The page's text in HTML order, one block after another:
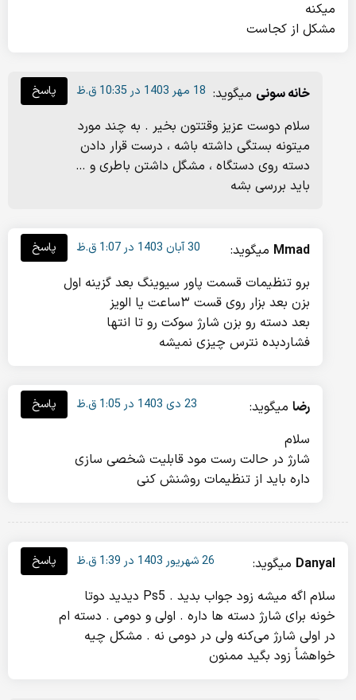
میکنه
مشکل از کجاست
خانه سونی میگوید:
سلام دوست عزیز وقتتون بخیر . به چند مورد
میتونه بستگی داشته باشه ، درست قرار دادن
دسته روی دستگاه ، مشگل داشتن باطری و …
باید بررسی بشه
18 مهر 1403 در 10:35 ق.ظ پاسخ
Mmad میگوید:
برو تنظیمات قسمت پاور سیوینگ بعد گزینه اول
بزن بعد بزار روی قست ۳ساعت یا الویز
بعد دسته رو بزن شارژ سوکت رو تا انتها
فشاردبده نترس چیزی نمیشه
30 آبان 1403 در 1:07 ق.ظ پاسخ
رضا میگوید:
سلام
شارژ در حالت رست مود قابلیت شخصی سازی
داره باید از تنظیمات روشنش کنی
23 دی 1403 در 1:05 ق.ظ پاسخ
Danyal میگوید:
سلام اگه میشه زود جواب بدید . Ps5 دیدید دوتا
خونه برای شارژ دسته ها داره . اولی و دومی . دسته ام
در اولی شارژ می‌کنه ولی در دومی نه . مشکل چیه
خواهشاً زود بگید ممنون
26 شهریور 1403 در 1:39 ق.ظ پاسخ